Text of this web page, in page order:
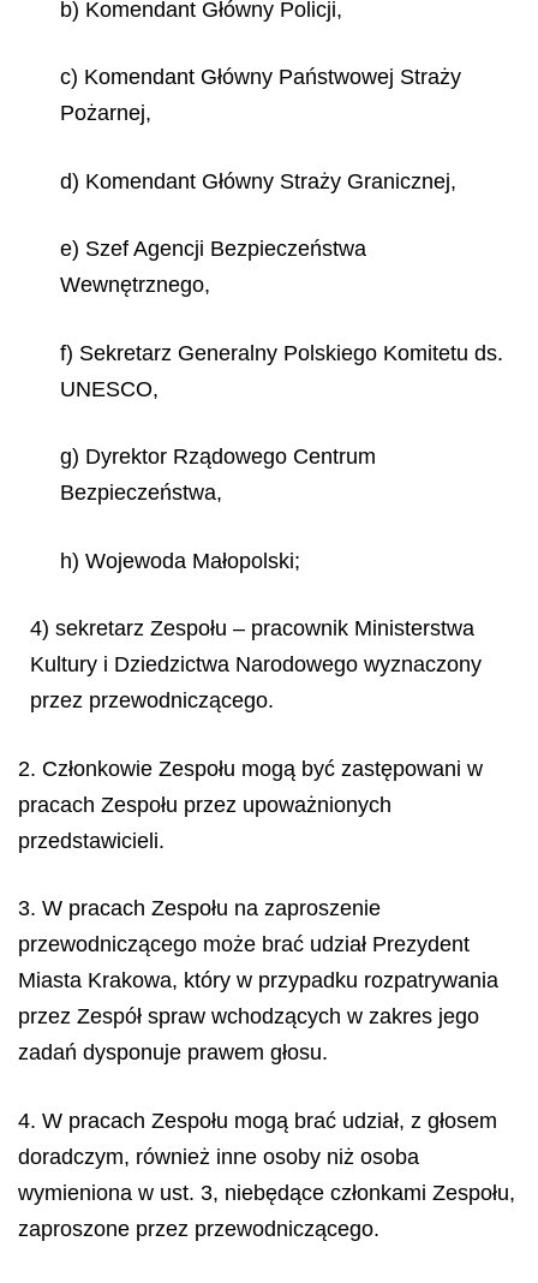
b) Komendant Główny Policji,
c) Komendant Główny Państwowej Straży
Pożarnej,
d) Komendant Główny Straży Granicznej,
e) Szef Agencji Bezpieczeństwa
Wewnętrznego,
f) Sekretarz Generalny Polskiego Komitetu ds.
UNESCO,
g) Dyrektor Rządowego Centrum
Bezpieczeństwa,
h) Wojewoda Małopolski;
4) sekretarz Zespołu – pracownik Ministerstwa
Kultury i Dziedzictwa Narodowego wyznaczony
przez przewodniczącego.
2. Członkowie Zespołu mogą być zastępowani w
pracach Zespołu przez upoważnionych
przedstawicieli.
3. W pracach Zespołu na zaproszenie
przewodniczącego może brać udział Prezydent
Miasta Krakowa, który w przypadku rozpatrywania
przez Zespół spraw wchodzących w zakres jego
zadań dysponuje prawem głosu.
4. W pracach Zespołu mogą brać udział, z głosem
doradczym, również inne osoby niż osoba
wymieniona w ust. 3, niebędące członkami Zespołu,
zaproszone przez przewodniczącego.